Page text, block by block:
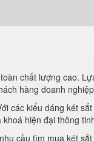
chất lượng cao.
hàng doanh
các kiểu dáng két
hiện đại thông
cầu tìm mua két